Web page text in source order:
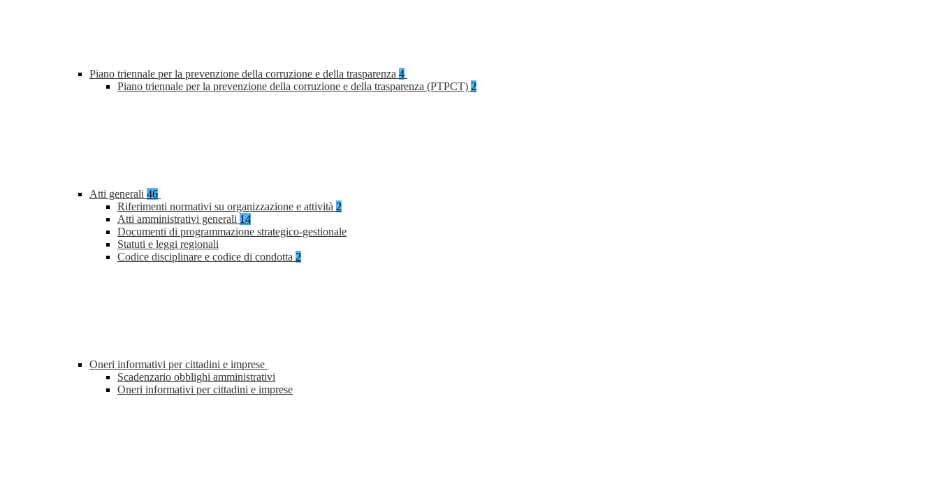
Piano triennale per la prevenzione della corruzione e della trasparenza 4
Piano triennale per la prevenzione della corruzione e della trasparenza (PTPCT) 2
Atti generali 46
Riferimenti normativi su organizzazione e attività 2
Atti amministrativi generali 14
Documenti di programmazione strategico-gestionale
Statuti e leggi regionali
Codice disciplinare e codice di condotta 2
Oneri informativi per cittadini e imprese
Scadenzario obblighi amministrativi
Oneri informativi per cittadini e imprese